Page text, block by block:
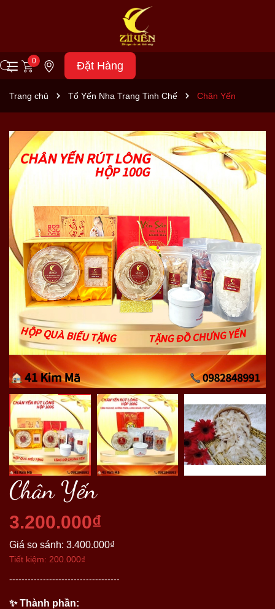
0 Đặt Hàng
Trang chủ Tổ Yến Nha Trang Tinh Chế Chân Yến
Chân Yến
3.200.000₫
Giá so sánh: 3.400.000₫
Tiết kiệm: 200.000₫
------------------------------------
✨ Thành phần: